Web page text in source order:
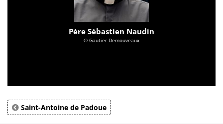
Père Sébastien Naudin
© Gautier Demouveaux
Saint-Antoine de Padoue